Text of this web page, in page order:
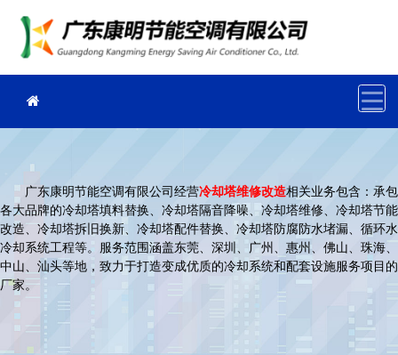
广东康明节能空调有限公司经营冷却塔维修改造相关业务包含：承包
各大品牌的冷却塔填料替换、冷却塔隔音降噪、冷却塔维修、冷却塔节能
改造、冷却塔拆旧换新、冷却塔配件替换、冷却塔防腐防水堵漏、循环水
冷却系统工程等。服务范围涵盖东莞、深圳、广州、惠州、佛山、珠海、
中山、汕头等地，致力于打造变成优质的冷却系统和配套设施服务项目的
厂家。